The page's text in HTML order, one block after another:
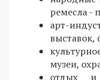
ремесла -
арт-
музеи,
отдых